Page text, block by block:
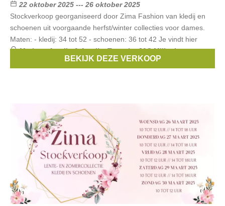
22 oktober 2025 --- 26 oktober 2025
Stockverkoop georganiseerd door Zima Fashion van kledij en
schoenen uit voorgaande herfst/winter collecties voor dames.
Maten: - kledij: 34 tot 52 - schoenen: 36 tot 42 Je vindt hier
Merken:Amelie & Amelie,Tamaris,J&S Millenium,
C’est beau la vie, ...
BEKIJK DEZE VERKOOP